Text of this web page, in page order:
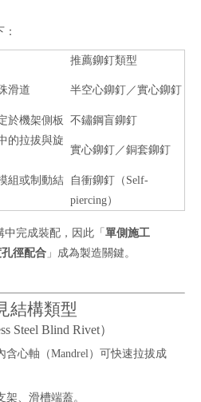
推薦鉚釘類型
滑道 半空心鉚釘／實心鉚釘
於機架側板
不鏽鋼盲鉚釘
的拉拔與旋
實心鉚釘／銅套鉚釘
組或制動結
自衝鉚釘（Self-
piercing）
完成裝配，因此「 單側施工
徑配合 」成為製造關鍵。
結構類型
Steel Blind Rivet）
含心軸（Mandrel）可快速拉拔成
架、滑槽端蓋。